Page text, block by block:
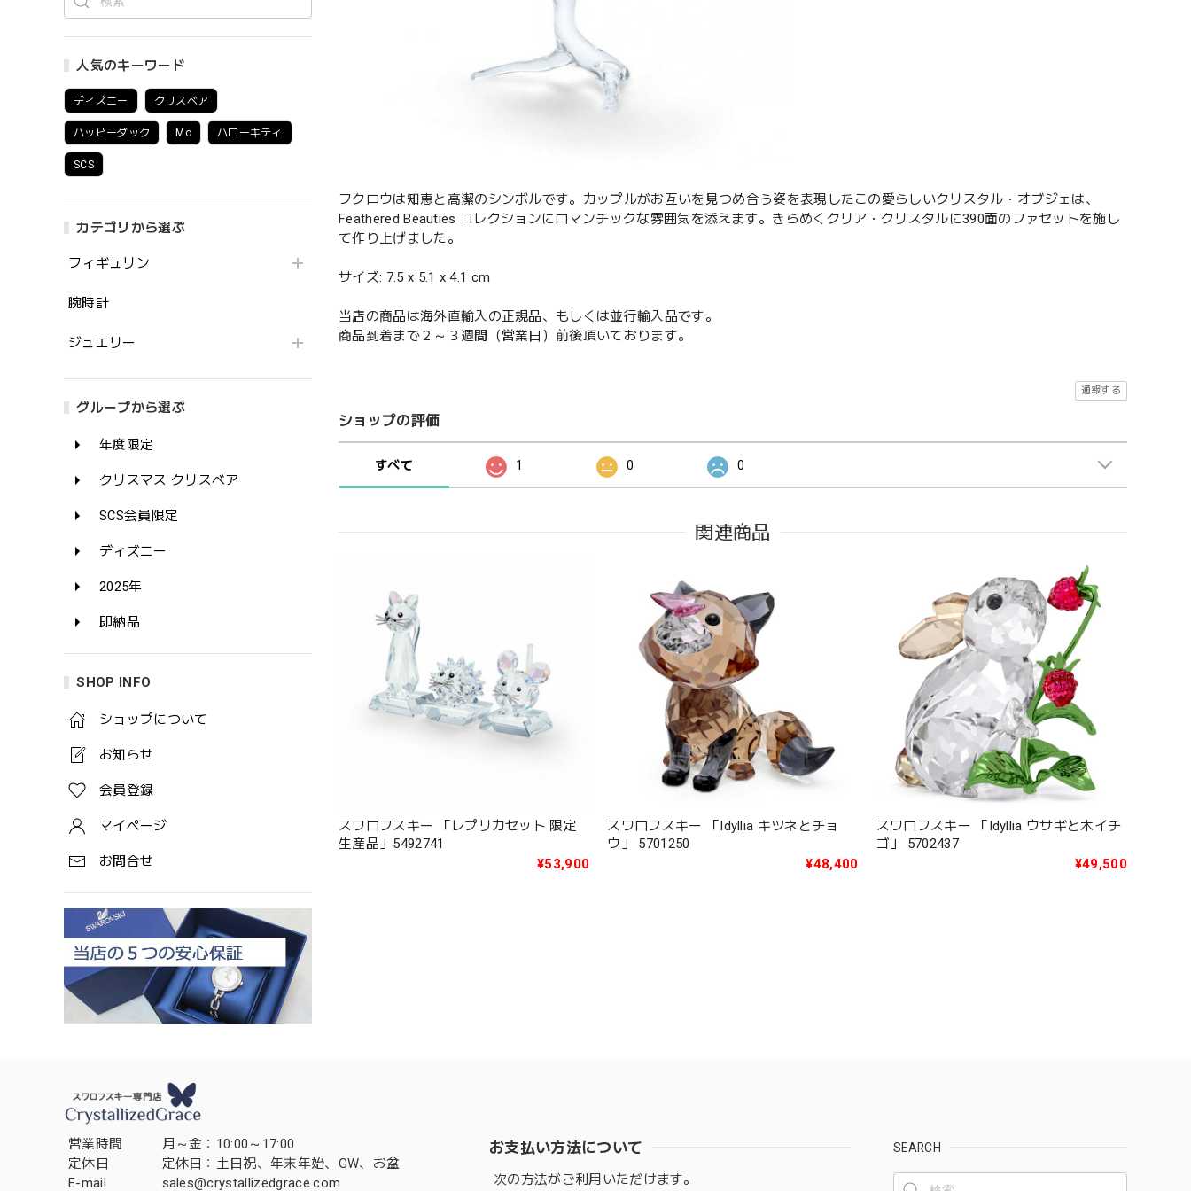
人気のキーワード
ディズニー クリスベア
ハッピーダック Mo ハローキティ
SCS
カテゴリから選ぶ
フィギュリン
腕時計
ジュエリー
グループから選ぶ
年度限定
クリスマス クリスベア
SCS会員限定
ディズニー
2025年
即納品
SHOP INFO
ショップについて
お知らせ
会員登録
マイページ
お問合せ
フクロウは知恵と高潔のシンボルです。カップルがお互いを見つめ合う姿を表現したこの愛らしいクリスタル・オブジェは、
Feathered Beauties コレクションにロマンチックな雰囲気を添えます。きらめくクリア・クリスタルに390面のファセットを施し
て作り上げました。
サイズ: 7.5 x 5.1 x 4.1 cm
当店の商品は海外直輸入の正規品、もしくは並行輸入品です。
商品到着まで２～３週間（営業日）前後頂いております。
通報する
ショップの評価
すべて 1 0 0
関連商品
スワロフスキー 「レプリカセット 限定
生産品」5492741
¥53,900
スワロフスキー 「Idyllia キツネとチョ
ウ」 5701250
¥48,400
スワロフスキー 「Idyllia ウサギと木イチ
ゴ」 5702437
¥49,500
営業時間
月～金：10:00～17:00
定休日
定休日：土日祝、年末年始、GW、お盆
E-mail
sales@crystallizedgrace.com
お支払い方法について
次の方法がご利用いただけます。
SEARCH